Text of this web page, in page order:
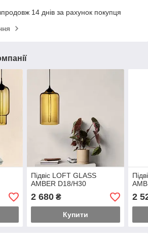
14 днів за рахунок покупця
Підвіс LOFT GLASS
AMBER D18/H30
2 680₴
Купити
2